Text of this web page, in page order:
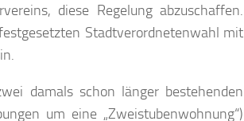
diese Regelung abzuschaffen.
Stadtverordnetenwahl mit
damals schon länger bestehenden
um eine „Zweistubenwohnung“)